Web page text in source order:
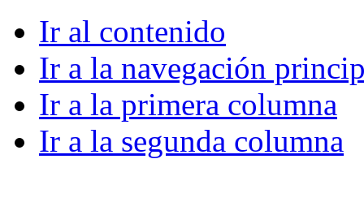
Ir al contenido
Ir a la navegación
Ir a la primera columna
Ir a la segunda columna